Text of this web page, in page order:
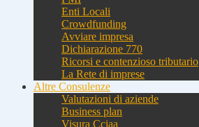
Enti Locali
Crowdfunding
Avviare impresa
Dichiarazione 770
Ricorsi e contenzioso tributario
La Rete di imprese
Altre Consulenze
Valutazioni di aziende
Business plan
Visura Cciaa